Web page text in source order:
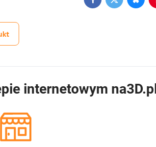
FacebookTwitter
internetowym